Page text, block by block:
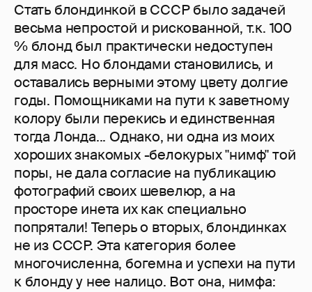
Стать блондинкой в СССР было задачей
весьма непростой и рискованной, т.к. 100
% блонд был практически недоступен
для масс. Но блондами становились, и
оставались верными этому цвету долгие
годы. Помощниками на пути к заветному
колору были перекись и единственная
тогда Лонда... Однако, ни одна из моих
хороших знакомых -белокурых "нимф" той
поры, не дала согласие на публикацию
фотографий своих шевелюр, а на
просторе инета их как специально
попрятали! Теперь о вторых, блондинках
не из СССР. Эта категория более
многочисленна, богемна и успехи на пути
к блонду у нее налицо. Вот она, нимфа: